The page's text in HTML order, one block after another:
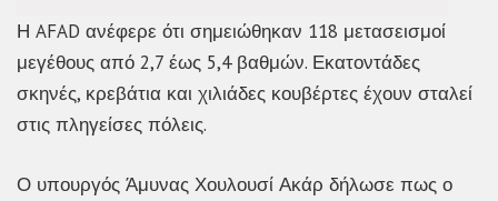
Η AFAD ανέφερε ότι σημειώθηκαν 118 μετασεισμοί
μεγέθους από 2,7 έως 5,4 βαθμών. Εκατοντάδες
σκηνές, κρεβάτια και χιλιάδες κουβέρτες έχουν σταλεί
στις πληγείσες πόλεις.
Ο υπουργός Άμυνας Χουλουσί Ακάρ δήλωσε πως ο